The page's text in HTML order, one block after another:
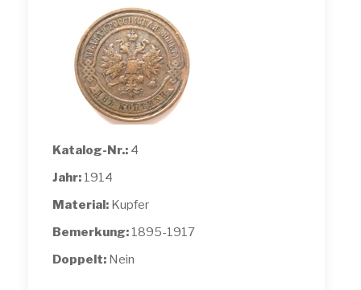
Katalog-Nr.: 4
Jahr: 1914
Material: Kupfer
Bemerkung: 1895-1917
Doppelt: Nein